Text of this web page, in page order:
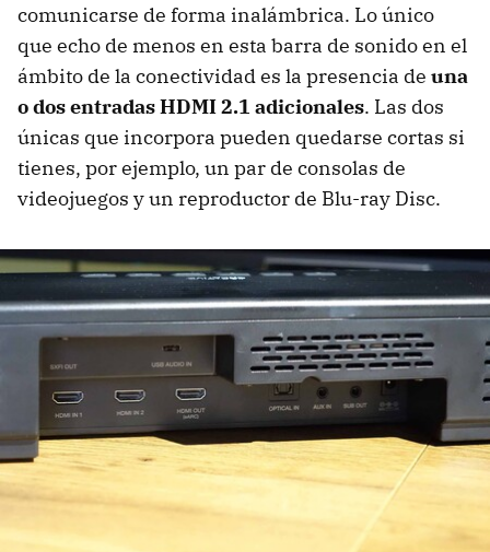
comunicarse de forma inalámbrica. Lo único
que echo de menos en esta barra de sonido en el
ámbito de la conectividad es la presencia de una
o dos entradas HDMI 2.1 adicionales. Las dos
únicas que incorpora pueden quedarse cortas si
tienes, por ejemplo, un par de consolas de
videojuegos y un reproductor de Blu-ray Disc.